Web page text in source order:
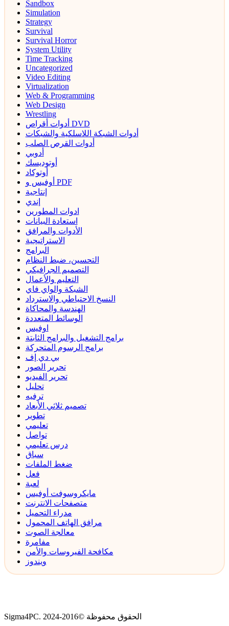
Sandbox
Simulation
Strategy
Survival
Survival Horror
System Utility
Time Tracking
Uncategorized
Video Editing
Virtualization
Web & Programming
Web Design
Wrestling
أدوات أقراص DVD
أدوات الشبكة اللاسلكية والشبكات
أدوات القرص الصلب
أدوبي
أوتوديسك
أوتوكاد
أوفيس و PDF
إنتاجية
إندي
ادوات المطورين
استعادة البيانات
الأدوات والمرافق
الاستراتيجية
البرامج
التحسين، ضبط النظام
التصميم الجرافيكي
التعليم والأعمال
الشبكة والواي فاي
النسخ الاحتياطي والاسترداد
الهندسة والمحاكاة
الوسائط المتعددة
اوفيس
برامج التشغيل والبرامج الثابتة
برامج الرسوم المتحركة
بي دي إف
تحرير الصور
تحرير الفيديو
تحليل
ترفيه
تصميم ثلاثي الأبعاد
تطوير
تعليمي
تواصل
درس تعليمي
سباق
ضغط الملفات
فعل
لعبة
مايكروسوفت أوفيس
متصفحات الانترنت
مدراء التحميل
مرافق الهاتف المحمول
معالجة الصوت
مفامرة
مكافحة الفيروسات والأمن
ويندوز
Sigma4PC. الحقوق محفوظة ©2016-2024